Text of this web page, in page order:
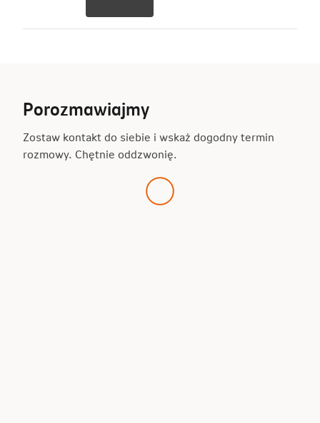
Porozmawiajmy
Zostaw kontakt do siebie i wskaż dogodny termin
rozmowy. Chętnie oddzwonię.